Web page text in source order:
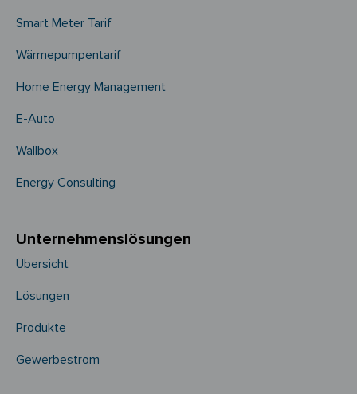
Smart Meter Tarif
Wärmepumpentarif
Home Energy Management
E-Auto
Wallbox
Energy Consulting
Unternehmens­­lösungen
Übersicht
Lösungen
Produkte
Gewerbestrom